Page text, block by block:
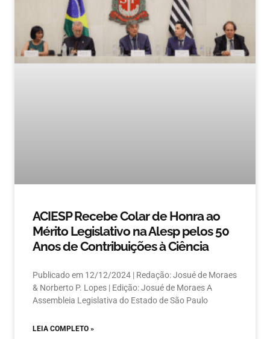
ACIESP Recebe Colar de Honra ao
Mérito Legislativo na Alesp pelos 50
Anos de Contribuições à Ciência
Publicado em 12/12/2024 | Redação: Josué de Moraes
& Norberto P. Lopes | Edição: Josué de Moraes A
Assembleia Legislativa do Estado de São Paulo
LEIA COMPLETO »